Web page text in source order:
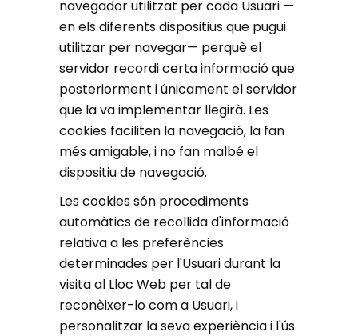
navegador utilitzat per cada Usuari —
en els diferents dispositius que pugui
utilitzar per navegar— perquè el
servidor recordi certa informació que
posteriorment i únicament el servidor
que la va implementar llegirà. Les
cookies faciliten la navegació, la fan
més amigable, i no fan malbé el
dispositiu de navegació.
Les cookies són procediments
automàtics de recollida d'informació
relativa a les preferències
determinades per l'Usuari durant la
visita al Lloc Web per tal de
reconèixer-lo com a Usuari, i
personalitzar la seva experiència i l'ús